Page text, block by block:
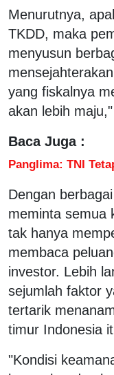
Menurutnya,
TKDD, maka
menyusun
yang fiskalnya
akan lebih
Baca Juga :
Panglima: TNI
Dengan
meminta semua
tak hanya
membaca
investor. Lebih
sejumlah faktor
tertarik
timur Indonesia
"Kondisi